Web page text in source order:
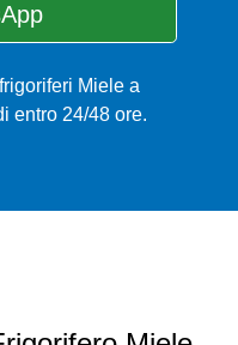
Miele a
entro 24/48 ore.